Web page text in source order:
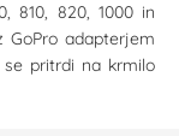
810, 820, 1000 in
GoPro adapterjem
pritrdi na krmilo